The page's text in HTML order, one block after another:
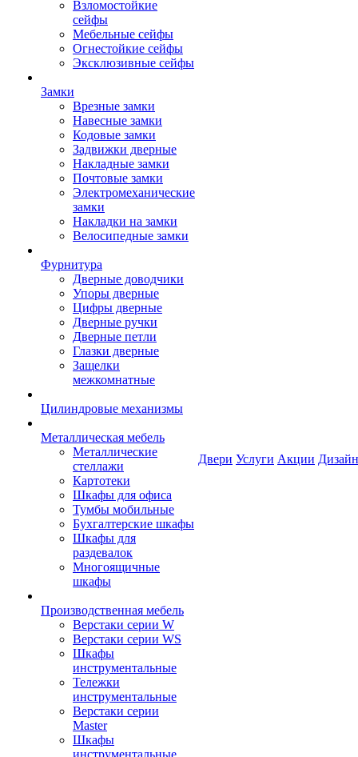
Взломостойкие
сейфы
Мебельные сейфы
Огнестойкие сейфы
Эксклюзивные сейфы
Замки
Врезные замки
Навесные замки
Кодовые замки
Задвижки дверные
Накладные замки
Почтовые замки
Электромеханические
замки
Накладки на замки
Велосипедные замки
Фурнитура
Дверные доводчики
Упоры дверные
Цифры дверные
Дверные ручки
Дверные петли
Глазки дверные
Защелки
межкомнатные
Цилиндровые механизмы
Металлическая мебель
Металлические
стеллажи
Картотеки
Шкафы для офиса
Тумбы мобильные
Бухгалтерские шкафы
Шкафы для
раздевалок
Многоящичные
шкафы
Производственная мебель
Верстаки серии W
Верстаки серии WS
Шкафы
инструментальные
Тележки
инструментальные
Верстаки серии
Master
Шкафы
инструментальные
Двери Услуги Акции